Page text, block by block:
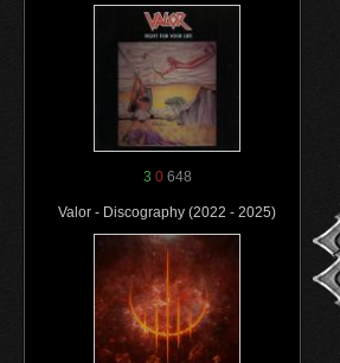
3 0648
Valor - Discography (2022 - 2025)